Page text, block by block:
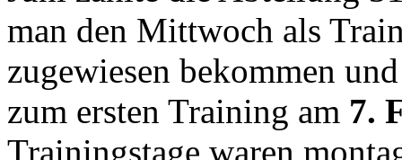
man den Mittwoch als
zugewiesen bekommen
zum ersten Training am 7.
Trainingstage waren